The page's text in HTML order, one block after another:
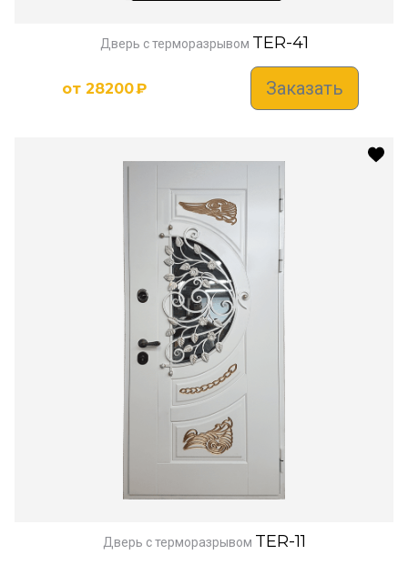
Дверь с терморазрывом TER-41
от 28200₽ Заказать
Дверь с терморазрывом TER-11